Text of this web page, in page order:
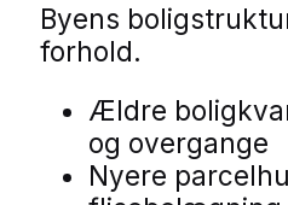
Byens
forhold.
Ældre
og overgange
Nyere